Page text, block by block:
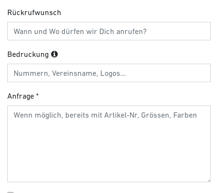
Rückrufwunsch
Bedruckung
Anfrage